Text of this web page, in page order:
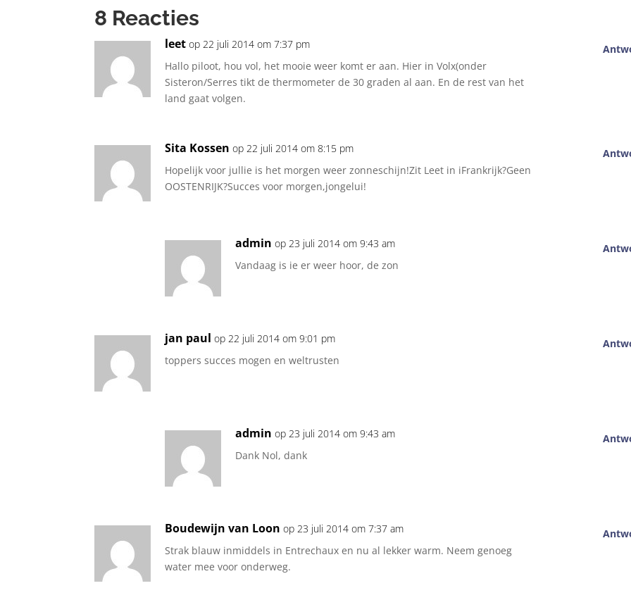
8 Reacties
leet op 22 juli 2014 om 7:37 pm
Hallo piloot, hou vol, het mooie weer komt er aan. Hier in Volx(onder
Sisteron/Serres tikt de thermometer de 30 graden al aan. En de rest van het
land gaat volgen.
Sita Kossen op 22 juli 2014 om 8:15 pm
Hopelijk voor jullie is het morgen weer zonneschijn!Zit Leet in iFrankrijk?Geen
OOSTENRIJK?Succes voor morgen,jongelui!
admin op 23 juli 2014 om 9:43 am
Vandaag is ie er weer hoor, de zon
jan paul op 22 juli 2014 om 9:01 pm
toppers succes mogen en weltrusten
admin op 23 juli 2014 om 9:43 am
Dank Nol, dank
Boudewijn van Loon op 23 juli 2014 om 7:37 am
Strak blauw inmiddels in Entrechaux en nu al lekker warm. Neem genoeg
water mee voor onderweg.